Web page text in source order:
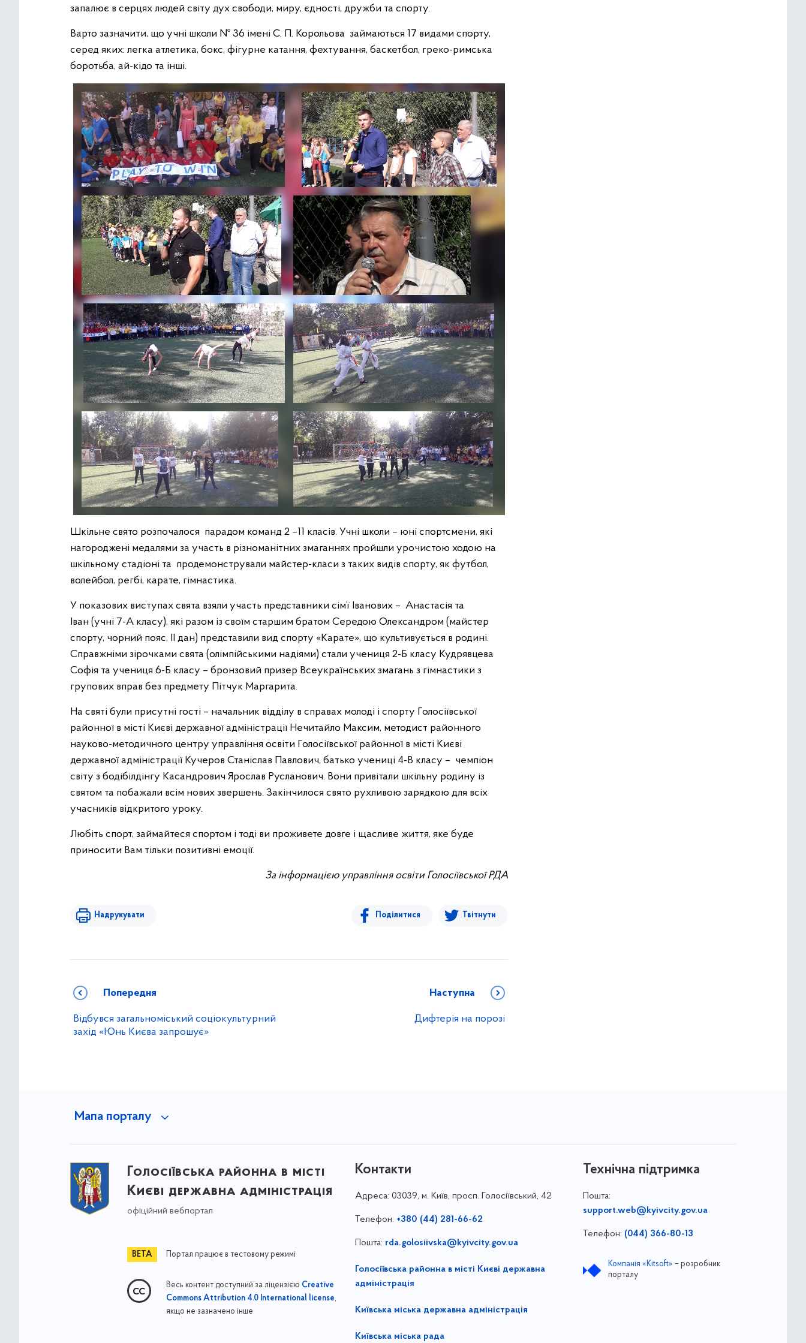
запалює в серцях людей світу дух свободи, миру, єдності, дружби та спорту.
Варто зазначити, що учні школи № 36 імені С. П. Корольова займаються 17 видами спорту,
серед яких: легка атлетика, бокс, фігурне катання, фехтування, баскетбол, греко-римська
боротьба, ай-кідо та інші.
Шкільне свято розпочалося парадом команд 2 –11 класів. Учні школи – юні спортсмени, які
нагороджені медалями за участь в різноманітних змаганнях пройшли урочистою ходою на
шкільному стадіоні та продемонстрували майстер-класи з таких видів спорту, як футбол,
волейбол, регбі, карате, гімнастика.
У показових виступах свята взяли участь представники сім’ї Іванових – Анастасія та
Іван (учні 7-А класу), які разом із своїм старшим братом Середою Олександром (майстер
спорту, чорний пояс, ІІ дан) представили вид спорту «Карате», що культивується в родині.
Справжніми зірочками свята (олімпійськими надіями) стали учениця 2-Б класу Кудрявцева
Софія та учениця 6-Б класу – бронзовий призер Всеукраїнських змагань з гімнастики з
групових вправ без предмету Пітчук Маргарита.
На святі були присутні гості – начальник відділу в справах молоді і спорту Голосіївської
районної в місті Києві державної адміністрації Нечитайло Максим, методист районного
науково-методичного центру управління освіти Голосіївської районної в місті Києві
державної адміністрації Кучеров Станіслав Павлович, батько учениці 4-В класу – чемпіон
світу з бодібілдінгу Касандрович Ярослав Русланович. Вони привітали шкільну родину із
святом та побажали всім нових звершень. Закінчилося свято рухливою зарядкою для всіх
учасників відкритого уроку.
Любіть спорт, займайтеся спортом і тоді ви проживете довге і щасливе життя, яке буде
приносити Вам тільки позитивні емоції.
За інформацією управління освіти Голосіївської РДА
Надрукувати Поділитися Твітнути
Попередня
Відбувся загальноміський соціокультурний
захід «Юнь Києва запрошує»
Наступна
Дифтерія на порозі
Мапа порталу
Голосіївська районна в місті
Києві державна адміністрація
офіційний вебпортал
Портал працює в тестовому режимі
Весь контент доступний за ліцензією Creative
Commons Attribution 4.0 International license,
якщо не зазначено інше
Контакти
Адреса: 03039, м. Київ, просп. Голосіївський, 42
Телефон: +380 (44) 281-66-62
Пошта: rda.golosiivska@kyivcity.gov.ua
Голосіївська районна в місті Києві державна
адміністрація
Київська міська державна адміністрація
Київська міська рада
Технічна підтримка
Пошта:
support.web@kyivcity.gov.ua
Телефон: (044) 366-80-13
Компанія «Kitsoft» – розробник
порталу